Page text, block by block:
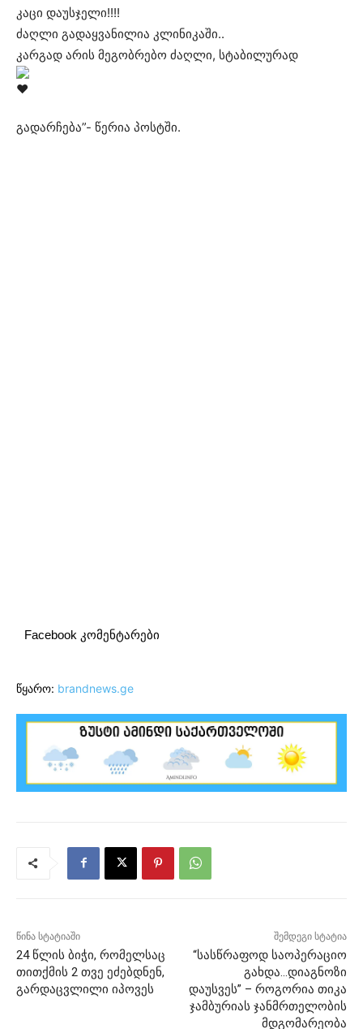
კაცი დაუსჯელი!!!!
ძაღლი გადაყვანილია კლინიკაში..
კარგად არის მეგობრებო ძაღლი, სტაბილურად
გადარჩება”- წერია პოსტში.
Facebook კომენტარები
წყარო: brandnews.ge
წინა სტატიაში
24 წლის ბიჭი, რომელსაც
თითქმის 2 თვე ეძებდნენ,
გარდაცვლილი იპოვეს
შემდეგი სტატია
“სასწრაფოდ საოპერაციო
გახდა…დიაგნოზი
დაუსვეს” – როგორია თიკა
ჯამბურიას ჯანმრთელობის
მდგომარეობა